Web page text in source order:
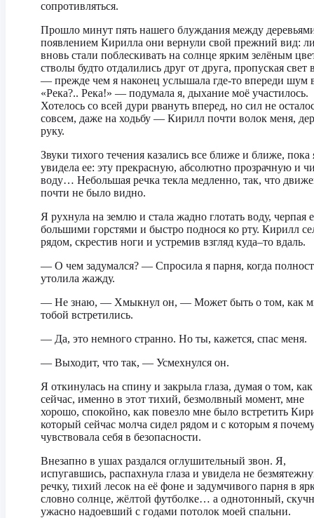
сопротивляться.
Прошло минут пять нашего блуждания между
появлением Кирилла они вернули свой прежний вид:
вновь стали поблескивать на солнце ярким зелёным
стволы будто отдалились друг от друга, пропуская свет
— прежде чем я наконец услышала где-то впереди шум
«Река?.. Река!» — подумала я, дыхание моё участилось.
Хотелось со всей дури рвануть вперед, но сил не
совсем, даже на ходьбу — Кирилл почти волок меня,
руку.
Звуки тихого течения казались все ближе и ближе, пока
увидела ее: эту прекрасную, абсолютно прозрачную и
воду… Небольшая речка текла медленно, так, что
почти не было видно.
Я рухнула на землю и стала жадно глотать воду, черпая
большими горстями и быстро поднося ко рту. Кирилл
рядом, скрестив ноги и устремив взгляд куда–то вдаль.
— О чем задумался? — Спросила я парня, когда
утолила жажду.
— Не знаю, — Хмыкнул он, — Может быть о том, как
тобой встретились.
— Да, это немного странно. Но ты, кажется, спас меня.
— Выходит, что так, — Усмехнулся он.
Я откинулась на спину и закрыла глаза, думая о том, как
сейчас, именно в этот тихий, безмолвный момент, мне
хорошо, спокойно, как повезло мне было встретить
который сейчас молча сидел рядом и с которым я
чувствовала себя в безопасности.
Внезапно в ушах раздался оглушительный звон. Я,
испугавшись, распахнула глаза и увидела не
речку, тихий лесок на её фоне и задумчивого парня в
словно солнце, жёлтой футболке… а однотонный,
ужасно надоевший с годами потолок моей спальни.